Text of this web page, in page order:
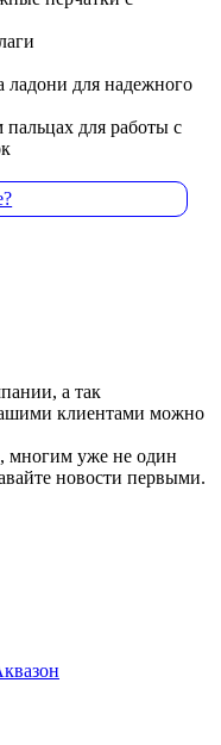
ладони для надежного
для работы с
а так
клиентами можно
многим уже не один
новости первыми.